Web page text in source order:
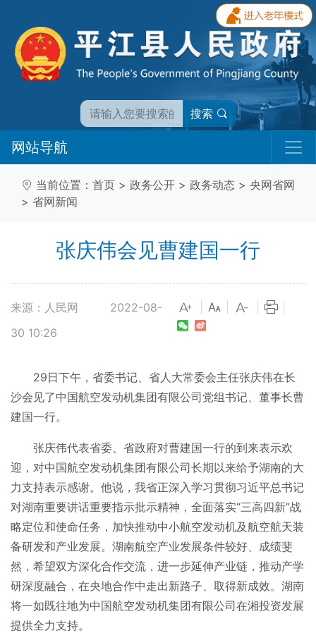
搜索
网站导航
当前位置： 首页 > 政务公开 > 政务动态 > 央网省网
> 省网新闻
张庆伟会见曹建国一行
来源：人民网
2022-08-
30 10:26
29日下午，省委书记、省人大常委会主任张庆伟在长
沙会见了中国航空发动机集团有限公司党组书记、董事长曹
建国一行。
张庆伟代表省委、省政府对曹建国一行的到来表示欢
迎，对中国航空发动机集团有限公司长期以来给予湖南的大
力支持表示感谢。他说，我省正深入学习贯彻习近平总书记
对湖南重要讲话重要指示批示精神，全面落实“三高四新”战
略定位和使命任务，加快推动中小航空发动机及航空航天装
备研发和产业发展。湖南航空产业发展条件较好、成绩斐
然，希望双方深化合作交流，进一步延伸产业链，推动产学
研深度融合，在央地合作中走出新路子、取得新成效。湖南
将一如既往地为中国航空发动机集团有限公司在湘投资发展
提供全力支持。